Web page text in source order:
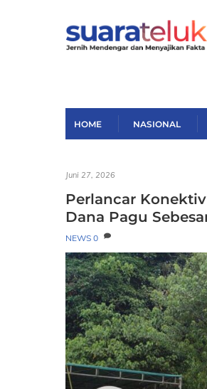
HOME NASIONAL
Juni 27, 2026
Perlancar
Dana Pagu
NEWS 0